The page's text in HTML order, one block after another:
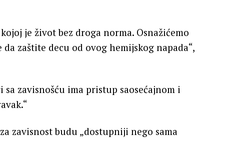
je život bez droga norma. Osnažićemo
zaštite decu od ovog hemijskog napada“,
sa zavisnošću ima pristup saosećajnom i
zavisnost budu „dostupniji nego sama